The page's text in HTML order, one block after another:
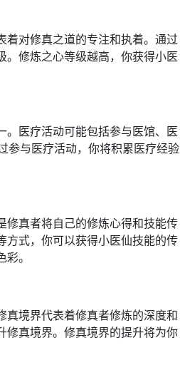
着对修真之道的专注和执着。通过
。修炼之心等级越高，你获得小医
。医疗活动可能包括参与医馆、医
参与医疗活动，你将积累医疗经验
修真者将自己的修炼心得和技能传
方式，你可以获得小医仙技能的传
。
真境界代表着修真者修炼的深度和
修真境界。修真境界的提升将为你